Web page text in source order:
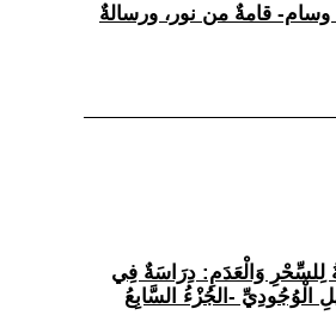
وسام- قامةٌ من نور، ورسالةٌ
لِلسِّحْرِ وَالْعَدَمِ: دِرَاسَةٌ فِي
الْوُجُودِيِّ -الجُزْءُ السَّابِعُ